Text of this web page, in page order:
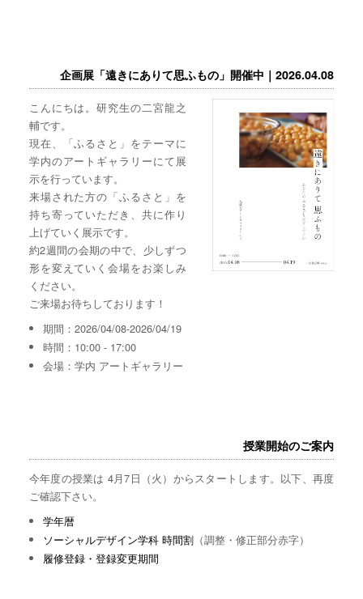
企画展「遠きにありて思ふもの」開催中｜2026.04.08
こんにちは。研究生の二宮龍之
輔です。
現在、「ふるさと」をテーマに
学内のアートギャラリーにて展
示を行っています。
来場された方の「ふるさと」を
持ち寄っていただき、共に作り
上げていく展示です。
約2週間の会期の中で、少しずつ
形を変えていく会場をお楽しみ
ください。
ご来場お待ちしております！
期間：2026/04/08-2026/04/19
時間：10:00 - 17:00
会場：学内 アートギャラリー
授業開始のご案内
今年度の授業は 4月7日（火）からスタートします。以下、再度
ご確認下さい。
学年暦
ソーシャルデザイン学科 時間割 （調整・修正部分赤字）
履修登録・登録変更期間